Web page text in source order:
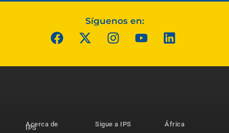
Síguenos en:
Acerca de
IPS
Sigue a IPS
África